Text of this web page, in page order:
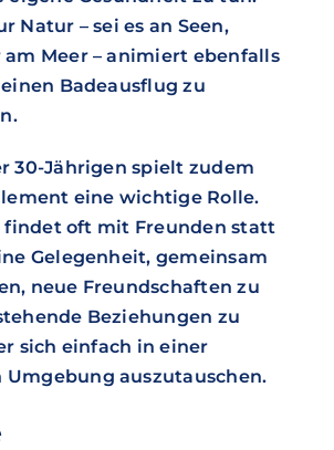
Natur – sei es an Seen,
am Meer – animiert ebenfalls
Badeausflug zu
30-Jährigen spielt zudem
eine wichtige Rolle.
oft mit Freunden statt
Gelegenheit, gemeinsam
neue Freundschaften zu
Beziehungen zu
sich einfach in einer
auszutauschen.